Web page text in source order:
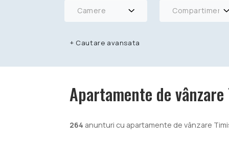
Camere
+ Cautare avansata
Apartamente de
264 anunturi cu apartamente de vânzare